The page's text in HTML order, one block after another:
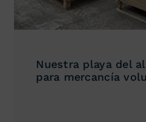
Nuestra playa del
para mercancía